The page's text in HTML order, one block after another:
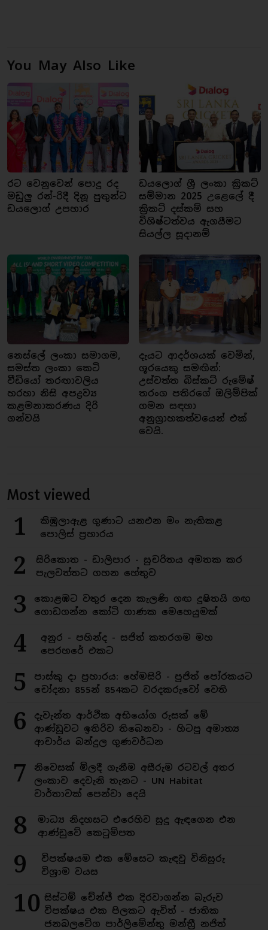
You May Also Like
රට වෙනුවෙන් පොදු රද
මඩුලු රන්-රිදී දිනූ පුතුන්ට
ඩයලොග් උපහාර
ඩයලොග් ශ්‍රී ලංකා ක්‍රිකට්
සම්මාන 2025 උළෙලේ දී
ක්‍රිකට් දස්කම් සහ
විශිෂ්ටත්වය ඇගයීමට
සියල්ල සූදානම්
නෙස්ලේ ලංකා සමාගම,
සමස්ත ලංකා කෙටි
වීඩියෝ තරඟාවලිය
හරහා නිසි අපද්‍රව්‍ය
කළමනාකරණය දිරි
ගන්වයි
දැයට ආදර්ශයක් වෙමින්,
ශූරයෙකු සමඟින්:
උස්වත්ත බිස්කට් රුමේෂ්
තරංග පතිරගේ ඔලිම්පික්
ගමන සඳහා
අනුග්‍රාහකත්වයෙන් එක්
වෙයි.
Most viewed
1
කිඹුලාඇළ ගුණාට යනඑන මං නැතිකළ
පොලිස් ප්‍රහාරය
2
සිරිකොත - ඩාලිපාර - සුචරිතය අමතක කර
පැලවත්තට ගහන හේතුව
3
කොළඹට වතුර දෙන කැලණි ගඟ දුෂිතයි ගඟ
ගොඩගන්න කෝටි ගාණක මෙහෙයුමක්
4
අනුර - පහින්ද - සජිත් කතරගම මහ
පෙරහරේ එකට
5
පාස්කු දා ප්‍රහාරය: හේමසිරි - පූජිත් පෝරකයට
චෝදනා 855න් 854කට වරදකරුවෝ වෙති
6
දැවැන්ත ආර්ථික අභියෝග රුසක් මේ
ආණ්ඩුවට ඉතිරිව තිබෙනවා - හිටපු අමාත්‍ය
ආචාර්ය බන්දුල ගුණවර්ධන
7
නිවෙසක් මිලදී ගැනීම අසීරුම රටවල් අතර
ලංකාව දෙවැනි තැනට - UN Habitat
වාර්තාවක් පෙන්වා දෙයි
8
මාධ්‍ය නිදහසට එරෙහිව සුදු ඇඳගෙන එන
ආණ්ඩුවේ කෙටුම්පත
9
විපක්ෂයම එක මේසෙට කැඳවූ විනිසුරු
විශ්‍රාම වයස
10 සිස්ටම් චේන්ජ් එක දිරවාගන්න බැරුව
විපක්ෂය එක පිලකට ඇවිත් - ජාතික
ජනබලවේග පාර්ලිමේන්තු මන්ත්‍රී නජිත්